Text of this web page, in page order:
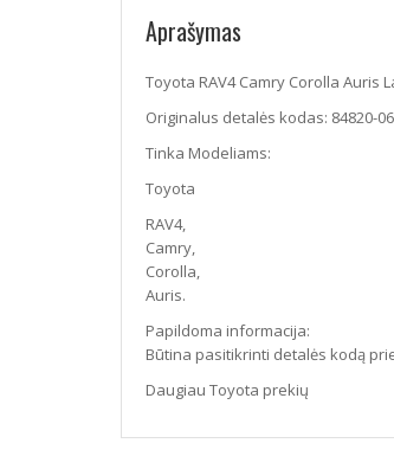
Aprašymas
Toyota RAV4 Camry Corolla Auris
Originalus detalės kodas: 84820-
Tinka Modeliams:
Toyota
RAV4,
Camry,
Corolla,
Auris.
Papildoma informacija:
Būtina pasitikrinti detalės kodą
Daugiau Toyota prekių